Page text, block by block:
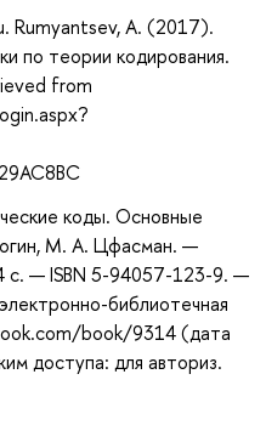
Rumyantsev, A. (2017).
по теории кодирования.
from
коды. Основные
М. А. Цфасман. —
— ISBN 5-94057-123-9. —
библиотечная
book/9314 (дата
доступа: для авториз.